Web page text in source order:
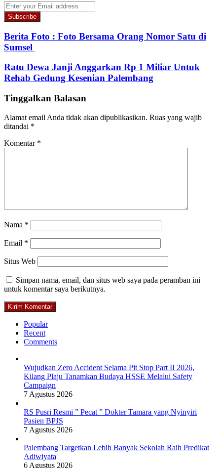
Enter
your
Email
address
Berita Foto : Foto Bersama Orang Nomor Satu di
Sumsel
Ratu Dewa Janji Anggarkan Rp 1 Miliar Untuk
Rehab Gedung Kesenian Palembang
Tinggalkan Balasan
Alamat email Anda tidak akan dipublikasikan. Ruas yang wajib
ditandai *
Komentar *
Nama *
Email *
Situs Web
Simpan nama, email, dan situs web saya pada peramban ini
untuk komentar saya berikutnya.
Popular
Recent
Comments
Wujudkan Zero Accident Selama Pit Stop Part II 2026,
Kilang Plaju Tanamkan Budaya HSSE Melalui Safety
Campaign
7 Agustus 2026
RS Pusri Resmi ” Pecat ” Dokter Tamara yang Nyinyiri
Pasien BPJS
7 Agustus 2026
Palembang Targetkan Lebih Banyak Sekolah Raih Predikat
Adiwiyata
6 Agustus 2026